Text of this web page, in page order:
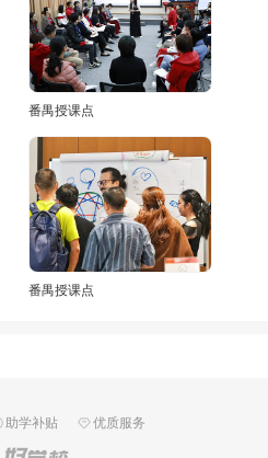
番禺授课点
番禺授课点
助学补贴 优质服务